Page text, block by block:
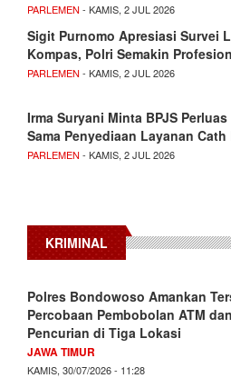
PARLEMEN - KAMIS, 2 JUL 2026
Sigit Purnomo Apresiasi Survei
Kompas, Polri Semakin
PARLEMEN - KAMIS, 2 JUL 2026
Irma Suryani Minta BPJS Perluas
Sama Penyediaan Layanan Cath
PARLEMEN - KAMIS, 2 JUL 2026
KRIMINAL
Polres Bondowoso Amankan
Percobaan Pembobolan ATM dan
Pencurian di Tiga Lokasi
JAWA TIMUR
KAMIS, 30/07/2026 - 11:28